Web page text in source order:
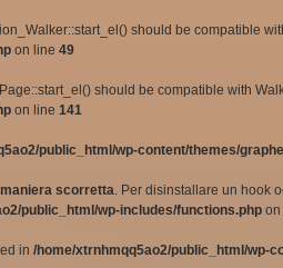
should be compatible
on line 49
should be compatible with
on line 141
public_html/wp-content/themes/
scorretta. Per disinstallare un hook
public_html/wp-includes/functions.php on
in /home/xtrnhmqq5ao2/public_html/wp-